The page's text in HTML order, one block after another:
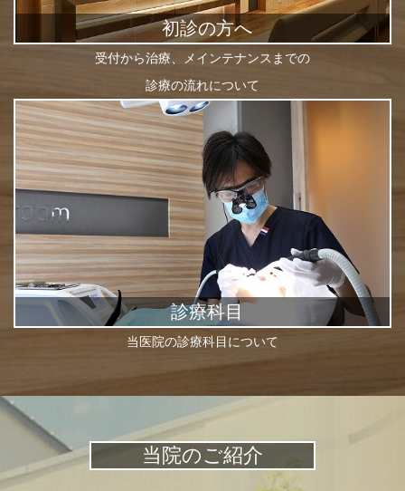
初診の方へ
受付から治療、メインテナンスまでの
診療の流れについて
診療科目
当医院の診療科目について
当院のご紹介